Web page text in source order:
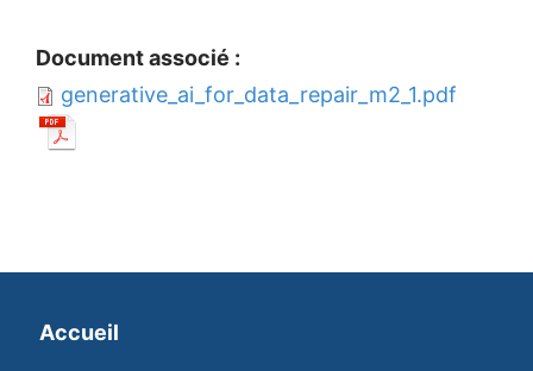
Document associé :
generative_ai_for_data_repair_m2_1.pdf
Accueil